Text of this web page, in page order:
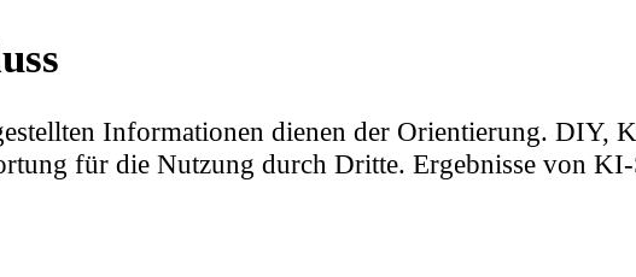
Informationen dienen der Orientierung. DIY,
für die Nutzung durch Dritte. Ergebnisse von